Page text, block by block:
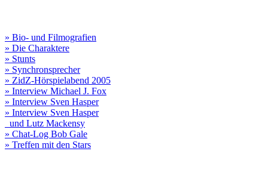
» Bio- und Filmografien
» Die Charaktere
» Stunts
» Synchronsprecher
» ZidZ-Hörspielabend 2005
» Interview Michael J. Fox
» Interview Sven Hasper
» Interview Sven Hasper
und Lutz Mackensy
» Chat-Log Bob Gale
» Treffen mit den Stars